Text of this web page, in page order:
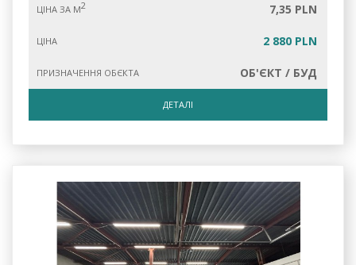
ЦІНА ЗА М2 7,35 PLN
ЦІНА 2 880 PLN
ПРИЗНАЧЕННЯ ОБЄКТА ОБ'ЄКТ / БУД
ДЕТАЛІ